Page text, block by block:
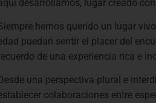
desarrollamos, lugar creado
hemos querido un lugar
puedan sentir el placer del
de una experiencia rica e
una perspectiva plural e
colaboraciones en­tre